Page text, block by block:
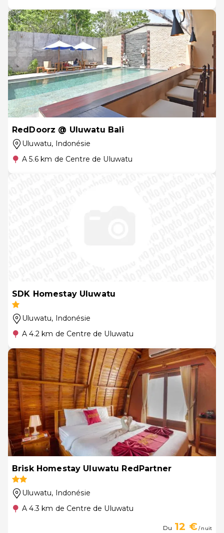
RedDoorz @ Uluwatu Bali
Uluwatu, Indonésie
A 5.6 km de Centre de Uluwatu
SDK Homestay Uluwatu
Uluwatu, Indonésie
A 4.2 km de Centre de Uluwatu
Brisk Homestay Uluwatu RedPartner
Uluwatu, Indonésie
A 4.3 km de Centre de Uluwatu
Du 12 €/ nuit